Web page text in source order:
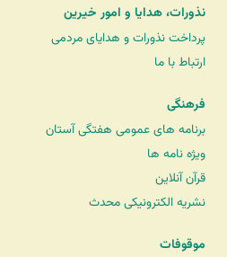
نذورات، هدایا و امور خیرین
پرداخت نذورات و هدایای مردمی
ارتباط با ما
فرهنگی
برنامه های عمومی هفتگی آستان
ویژه نامه ها
قرآن آنلاین
نشریه الکترونیکی محدث
موقوفات